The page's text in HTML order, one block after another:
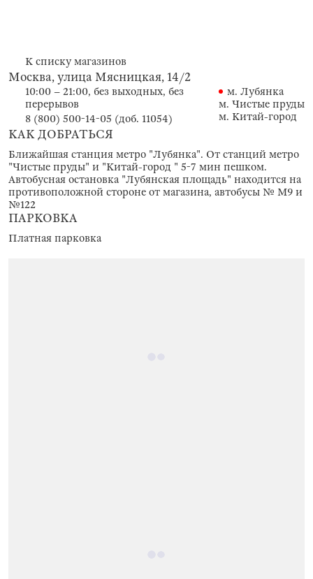
К списку магазинов
Москва, улица Мясницкая, 14/2
10:00 – 21:00, без выходных, без
перерывов
8 (800) 500-14-05 (доб. 11054)
м. Лубянка
м. Чистые пруды
м. Китай-город
КАК ДОБРАТЬСЯ
Ближайшая станция метро "Лубянка". От станций метро
"Чистые пруды" и "Китай-город " 5-7 мин пешком.
Автобусная остановка "Лубянская площадь" находится на
противоположной стороне от магазина, автобусы № М9 и
№122
ПАРКОВКА
Платная парковка